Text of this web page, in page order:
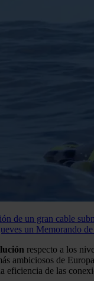
de un gran cable
un Memorando
respecto a los
ambiciosos de
eficiencia de las